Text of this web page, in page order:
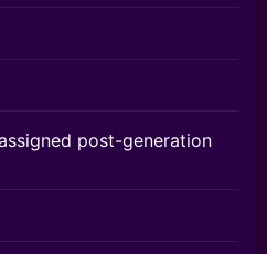
post-generation